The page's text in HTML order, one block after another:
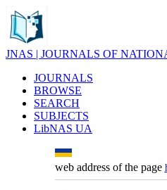
JNAS | JOURNALS OF
JOURNALS
BROWSE
SEARCH
SUBJECTS
LibNAS UA
web address of the page